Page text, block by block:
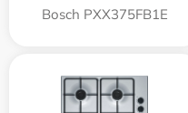
Bosch PXX375FB1E